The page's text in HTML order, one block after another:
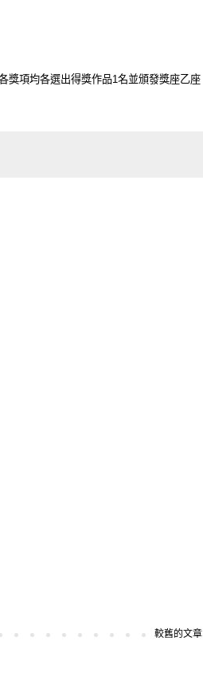
獎項均各選出得獎作品1名並頒發獎座乙座
較舊的文章